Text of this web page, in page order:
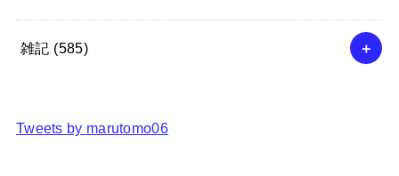
雑記 (585)
Tweets by marutomo06